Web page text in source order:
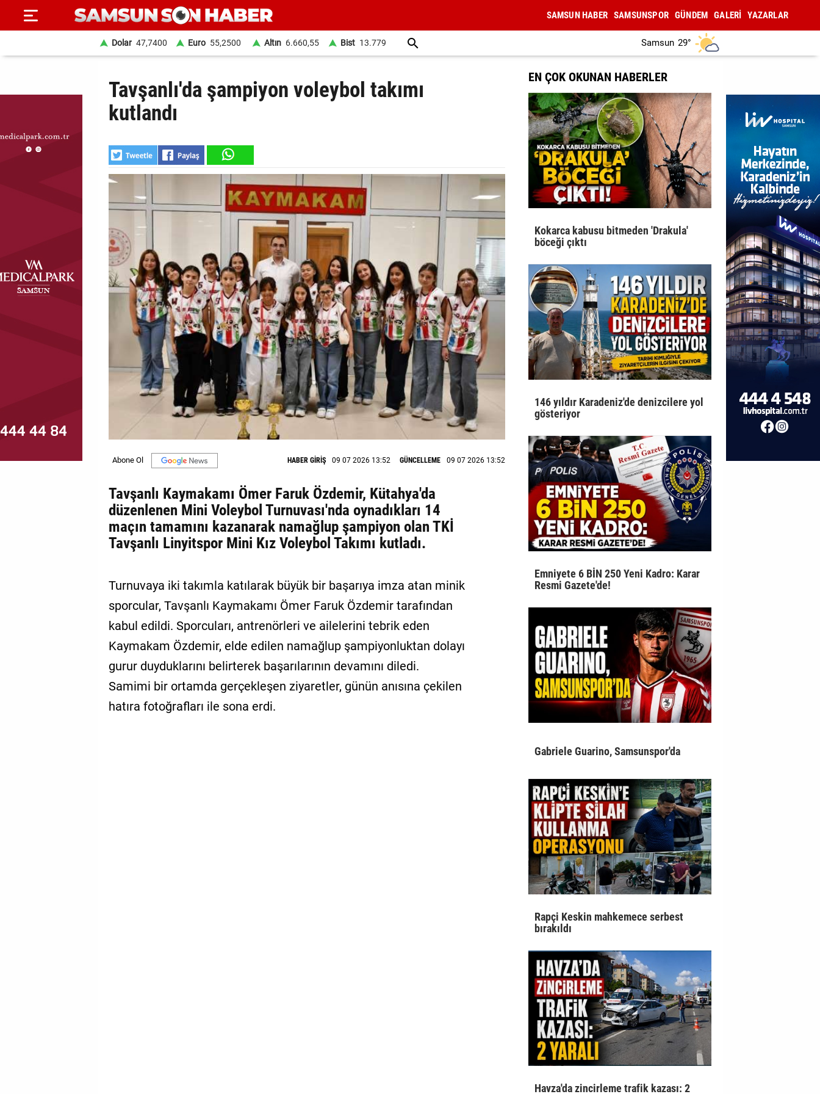
SAYFA
HABER
DÜNYA
MAGAZİN
Künye
İletişim
SAMSUN HABER SAMSUNSPOR GÜNDEM GALERİ YAZARLAR
Dolar 47,7400 Euro 55,2500 Altın 6.660,55 Bist 13.779 Samsun 29°
Tavşanlı'da şampiyon voleybol takımı
kutlandı
HABER GİRİŞ 09 07 2026 13:52 GÜNCELLEME 09 07 2026 13:52
Tavşanlı Kaymakamı Ömer Faruk Özdemir, Kütahya'da
düzenlenen Mini Voleybol Turnuvası'nda oynadıkları 14
maçın tamamını kazanarak namağlup şampiyon olan TKİ
Tavşanlı Linyitspor Mini Kız Voleybol Takımı kutladı.
Turnuvaya iki takımla katılarak büyük bir başarıya imza atan minik
sporcular, Tavşanlı Kaymakamı Ömer Faruk Özdemir tarafından
kabul edildi. Sporcuları, antrenörleri ve ailelerini tebrik eden
Kaymakam Özdemir, elde edilen namağlup şampiyonluktan dolayı
gurur duyduklarını belirterek başarılarının devamını diledi.
Samimi bir ortamda gerçekleşen ziyaretler, günün anısına çekilen
hatıra fotoğrafları ile sona erdi.
EN ÇOK OKUNAN HABERLER
Kokarca kabusu bitmeden 'Drakula'
böceği çıktı
146 yıldır Karadeniz'de denizcilere yol
gösteriyor
Emniyete 6 BİN 250 Yeni Kadro: Karar
Resmi Gazete'de!
Gabriele Guarino, Samsunspor'da
Rapçi Keskin mahkemece serbest
bırakıldı
Havza'da zincirleme trafik kazası: 2